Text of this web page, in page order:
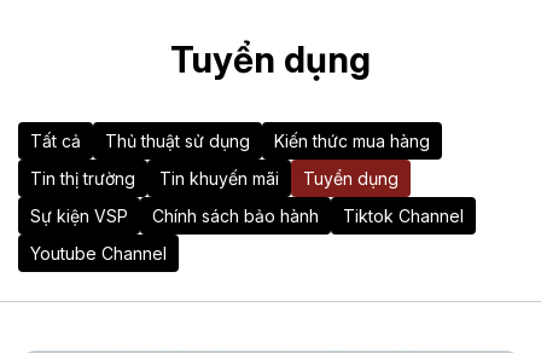
Tuyển dụng
Tất cả Thủ thuật sử dụng
Kiến thức mua hàng
Tin thị trường
Tin khuyến mãi
Tuyển dụng
Sự kiện VSP
Chính sách bảo hành
Tiktok Channel
Youtube Channel